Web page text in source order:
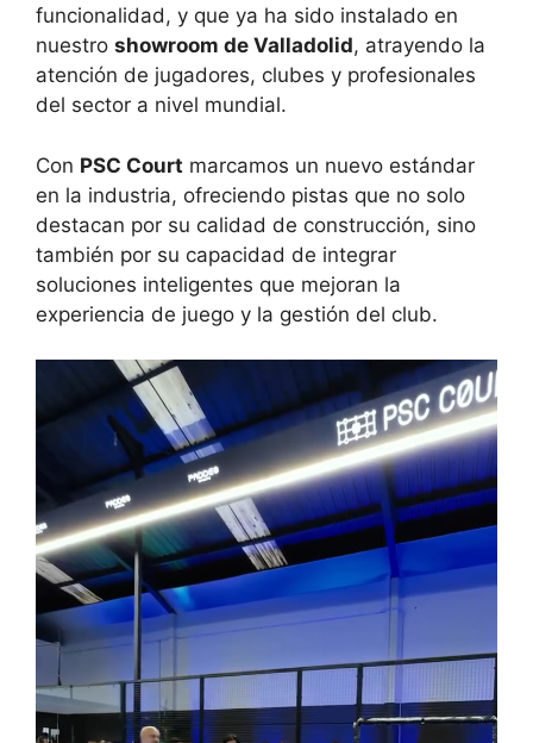
funcionalidad, y que ya ha sido instalado en
nuestro showroom de Valladolid, atrayendo la
atención de jugadores, clubes y profesionales
del sector a nivel mundial.
Con PSC Court marcamos un nuevo estándar
en la industria, ofreciendo pistas que no solo
destacan por su calidad de construcción, sino
también por su capacidad de integrar
soluciones inteligentes que mejoran la
experiencia de juego y la gestión del club.